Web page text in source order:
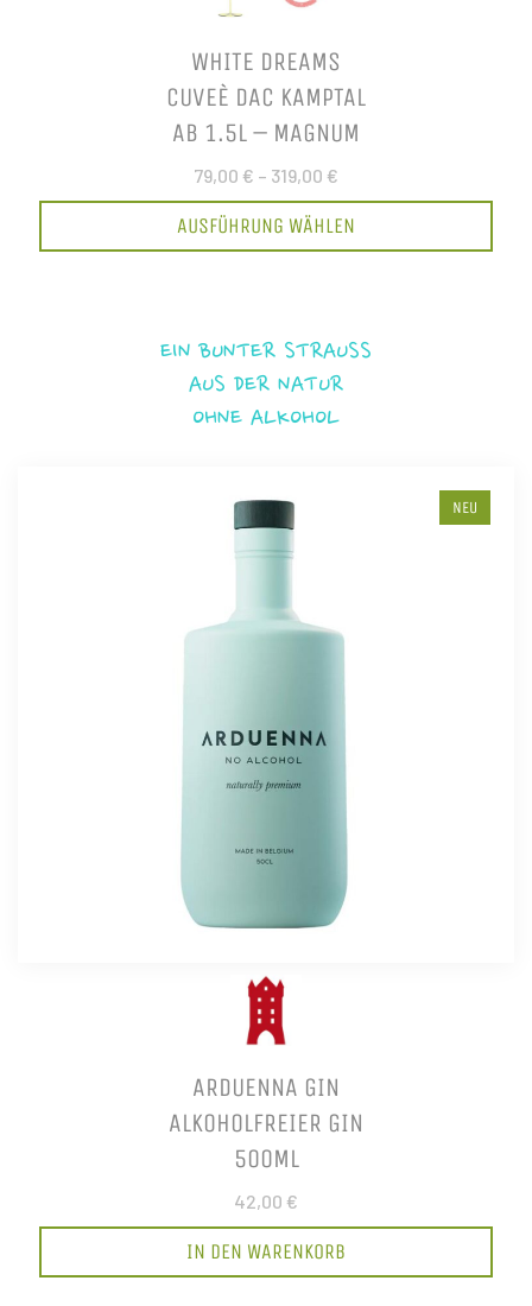
WHITE DREAMS
CUVEÈ DAC KAMPTAL
AB 1.5L – MAGNUM
79,00 € – 319,00 €
AUSFÜHRUNG WÄHLEN
EIN BUNTER STRAUSS
AUS DER NATUR
OHNE ALKOHOL
NEU
ARDUENNA GIN
ALKOHOLFREIER GIN
500ML
42,00 €
IN DEN WARENKORB